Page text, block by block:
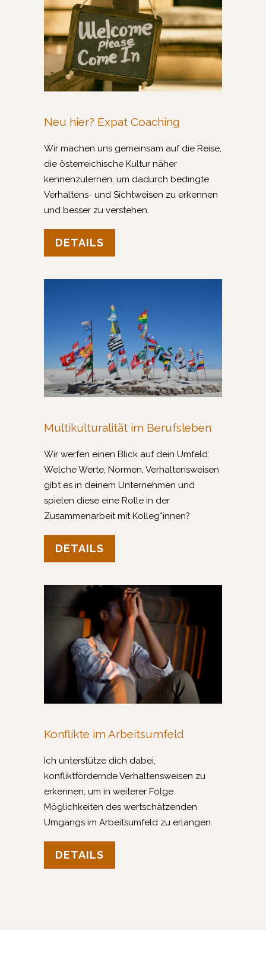
Neu hier? Expat Coaching
Wir machen uns gemeinsam auf die Reise,
die österreichische Kultur näher
kennenzulernen, um dadurch bedingte
Verhaltens- und Sichtweisen zu erkennen
und besser zu verstehen.
DETAILS
Multikulturalität im Berufsleben
Wir werfen einen Blick auf dein Umfeld:
Welche Werte, Normen, Verhaltensweisen
gibt es in deinem Unternehmen und
spielen diese eine Rolle in der
Zusammenarbeit mit Kolleg*innen?
DETAILS
Konflikte im Arbeitsumfeld
Ich unterstütze dich dabei,
konfliktfördernde Verhaltensweisen zu
erkennen, um in weiterer Folge
Möglichkeiten des wertschätzenden
Umgangs im Arbeitsumfeld zu erlangen.
DETAILS